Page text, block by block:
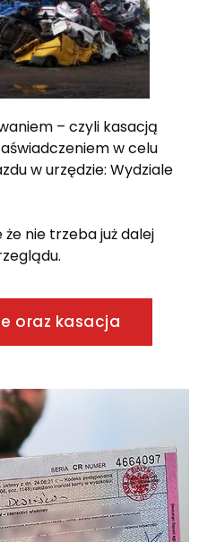
– czyli kasacją
w celu
w urzędzie: Wydziale
nie trzeba już dalej
oraz kasacja